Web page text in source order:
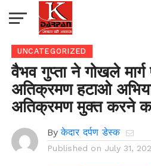
UNCATEGORIZED
वैभव गुप्ता ने गोखले मार्ग
अतिक्रमण हटाओ
अतिक्रमण मुक्त करने
By केदार दर्पण डेस्क
Published on July 31,